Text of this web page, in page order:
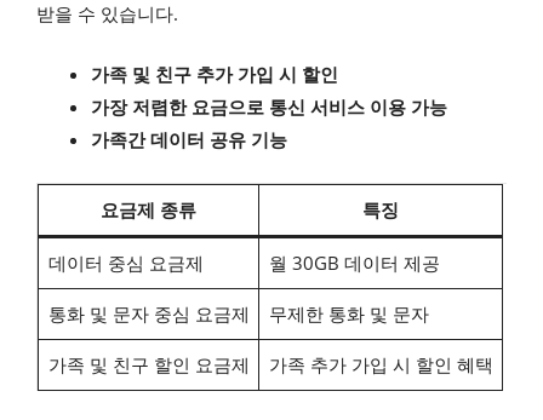
받을 수 있습니다.
가족 및 친구 추가 가입 시 할인
가장 저렴한 요금으로 통신 서비스 이용 가능
가족간 데이터 공유 기능
요금제 종류 특징
데이터 중심 요금제 월 30GB 데이터 제공
통화 및 문자 중심 요금제 무제한 통화 및 문자
가족 및 친구 할인 요금제 가족 추가 가입 시 할인 혜택